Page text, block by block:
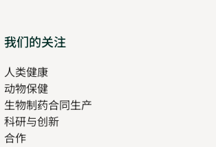
我们的关注
人类健康
new
tab
动物保健
生物制药合同生产
科研与创新
合作